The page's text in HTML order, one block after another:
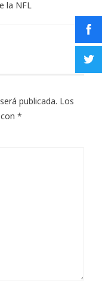
la NFL
publicada. Los
*